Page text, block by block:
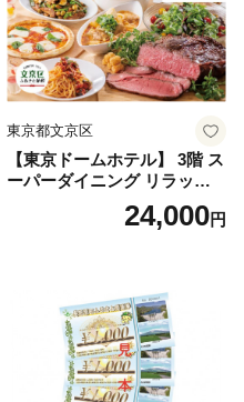
東京都文京区
【東京ドームホテル】 3階 ス
ーパーダイニング リラッサ
ランチブッフェ お食事券 大
人1名様分 関東 東京 ご利用
24,000円